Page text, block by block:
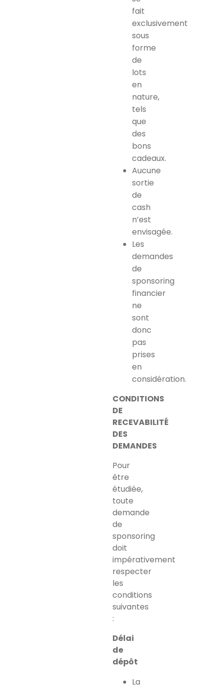
fait
exclusivement
sous
forme
de
lots
en
nature,
tels
que
des
bons
cadeaux.
Aucune
sortie
de
cash
n’est
envisagée.
Les
demandes
de
sponsoring
financier
ne
sont
donc
pas
prises
en
considération.
CONDITIONS
DE
RECEVABILITÉ
DES
DEMANDES
Pour
être
étudiée,
toute
demande
de
sponsoring
doit
impérativement
respecter
les
conditions
suivantes
:
Délai
de
dépôt
La